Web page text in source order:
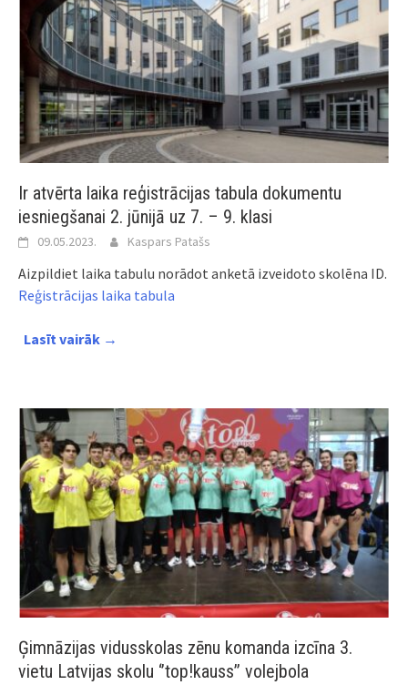
Ir atvērta laika reģistrācijas tabula dokumentu
iesniegšanai 2. jūnijā uz 7. – 9. klasi
09.05.2023. Kaspars Patašs
Aizpildiet laika tabulu norādot anketā izveidoto skolēna ID.
Reģistrācijas laika tabula
Lasīt vairāk →
Ģimnāzijas vidusskolas zēnu komanda izcīna 3.
vietu Latvijas skolu ‘’top!kauss’’ volejbola